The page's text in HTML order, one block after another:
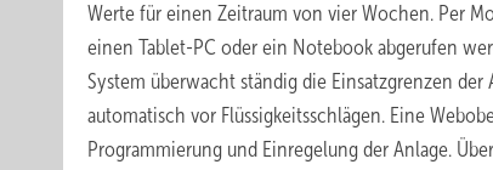
Werte für einen Zeitraum von vier Wochen. Per
einen Tablet-PC oder ein Notebook abgerufen
System überwacht ständig die Einsatzgrenzen
automatisch vor Flüssigkeitsschlägen. Eine
Programmierung und Einregelung der Anlage.